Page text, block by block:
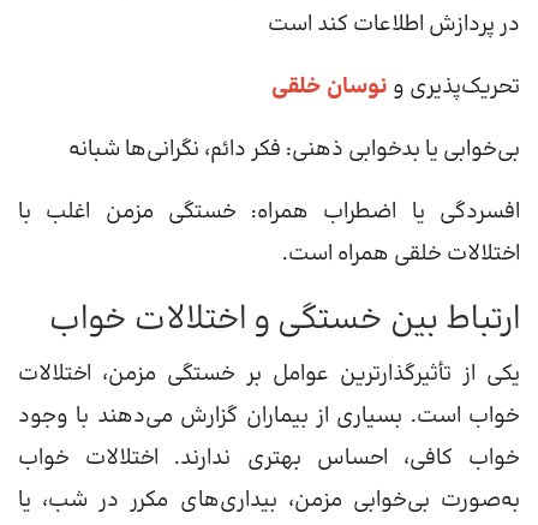
در پردازش اطلاعات کند است
تحریک‌پذیری و نوسان خلقی
بی‌خوابی یا بدخوابی ذهنی: فکر دائم، نگرانی‌ها شبانه
افسردگی یا اضطراب همراه: خستگی مزمن اغلب با
اختلالات خلقی همراه است.
ارتباط بین خستگی و اختلالات خواب
یکی از تأثیرگذارترین عوامل بر خستگی مزمن، اختلالات
خواب است. بسیاری از بیماران گزارش می‌دهند با وجود
خواب کافی، احساس بهتری ندارند. اختلالات خواب
به‌صورت بی‌خوابی مزمن، بیداری‌های مکرر در شب، یا